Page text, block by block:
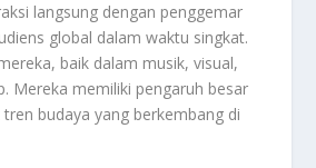
langsung dengan penggemar
global dalam waktu singkat.
baik dalam musik, visual,
Mereka memiliki pengaruh besar
budaya yang berkembang di